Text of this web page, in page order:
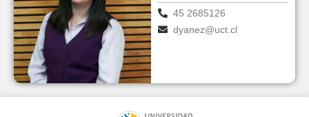
45 2685126
dyanez@uct.cl